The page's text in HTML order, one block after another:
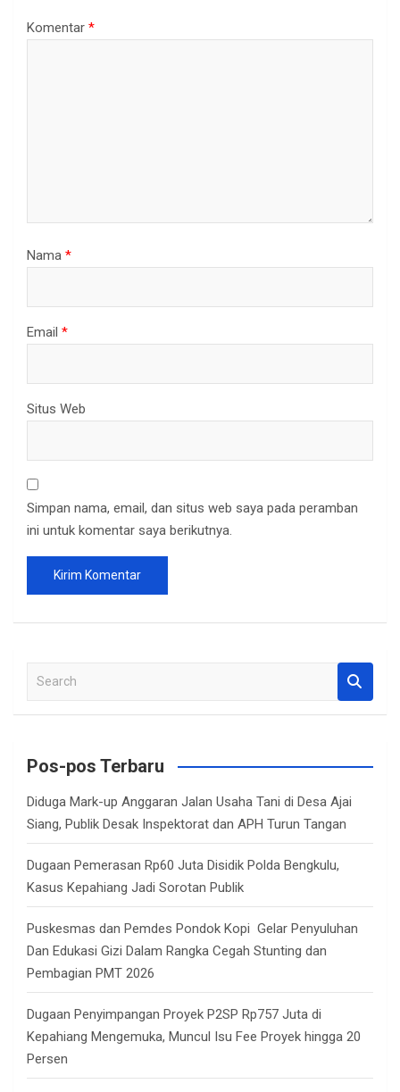
Komentar *
Nama *
Email *
Situs Web
Simpan nama, email, dan situs web saya pada peramban
ini untuk komentar saya berikutnya.
a
c
Pos-pos Terbaru
Diduga Mark-up Anggaran Jalan Usaha Tani di Desa Ajai
Siang, Publik Desak Inspektorat dan APH Turun Tangan
Dugaan Pemerasan Rp60 Juta Disidik Polda Bengkulu,
Kasus Kepahiang Jadi Sorotan Publik
Puskesmas dan Pemdes Pondok Kopi Gelar Penyuluhan
Dan Edukasi Gizi Dalam Rangka Cegah Stunting dan
Pembagian PMT 2026
Dugaan Penyimpangan Proyek P2SP Rp757 Juta di
Kepahiang Mengemuka, Muncul Isu Fee Proyek hingga 20
Persen